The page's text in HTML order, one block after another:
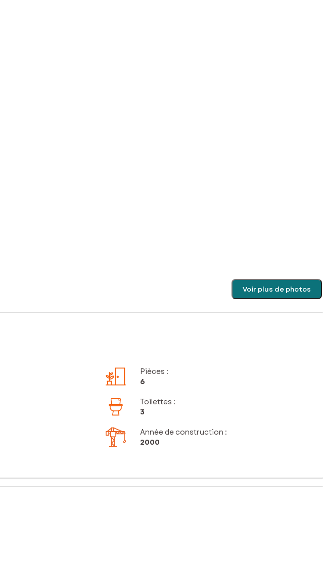
Voir plus de photos
Pièces :
6
Toilettes :
3
Année de construction :
2000
commerces, des écoles et des espaces de promenade, cette belle maison de plain-